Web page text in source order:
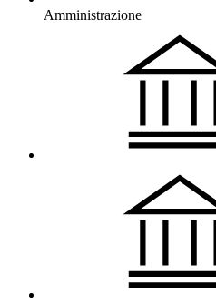
Amministrazione